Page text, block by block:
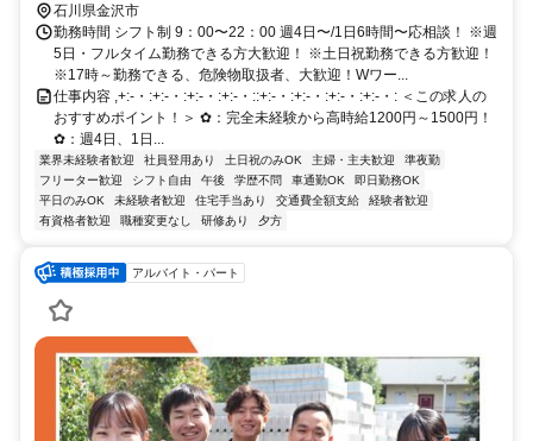
石川県金沢市
勤務時間 シフト制 9：00〜22：00 週4日〜/1日6時間〜応相談！ ※週
5日・フルタイム勤務できる方大歓迎！ ※土日祝勤務できる方歓迎！
※17時～勤務できる、危険物取扱者、大歓迎！Wワー...
仕事内容 ,+:-・:+:-・:+:-・:+:-・::+:-・:+:-・:+:-・:+:-・: ＜この求人の
おすすめポイント！＞ ✿：完全未経験から高時給1200円～1500円！
✿：週4日、1日...
業界未経験者歓迎 社員登用あり 土日祝のみOK 主婦・主夫歓迎
準夜勤
フリーター歓迎
シフト自由 午後 学歴不問 車通勤OK
即日勤務OK
平日のみOK
未経験者歓迎 住宅手当あり 交通費全額支給
経験者歓迎
有資格者歓迎
職種変更なし 研修あり 夕方
アルバイト・パート